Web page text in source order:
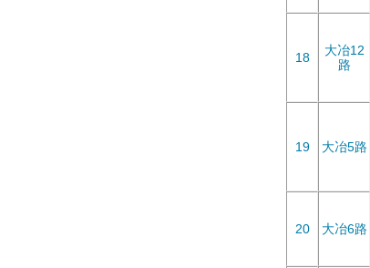
18
大冶12
路
19 大冶5路
20 大冶6路